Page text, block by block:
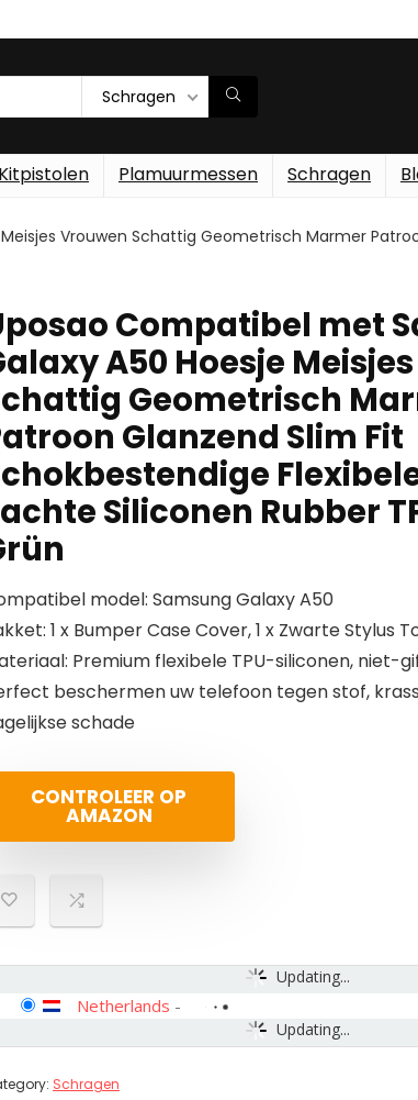
Schragen
Kitpistolen Plamuurmessen Schragen
Vrouwen Schattig Geometrisch Marmer
Compatibel met
A50 Hoesje
Geometrisch
Glanzend Slim Fit
Siliconen Rubber
model: Samsung Galaxy A50
1 x Bumper Case Cover, 1 x Zwarte Stylus
Premium flexibele TPU-siliconen, niet-
beschermen uw telefoon tegen stof,
schade
CONTROLEER OP
AMAZON
Updating...
Updating...
Netherlands -
Schragen